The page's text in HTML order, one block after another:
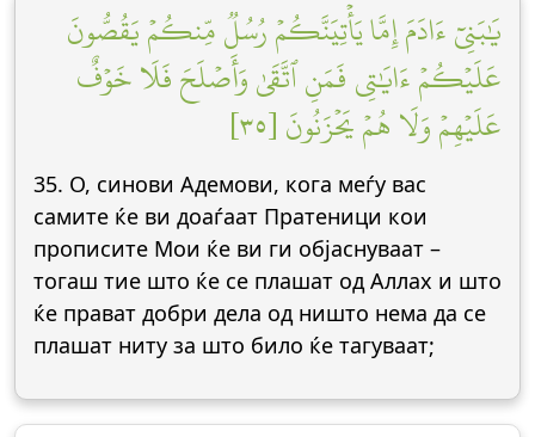
يَٰبَنِيٓ ءَادَمَ إِمَّا يَأۡتِيَنَّكُمۡ رُسُلٞ مِّنكُمۡ يَقُصُّونَ
عَلَيۡكُمۡ ءَايَٰتِي فَمَنِ ٱتَّقَىٰ وَأَصۡلَحَ فَلَا خَوۡفٌ
عَلَيۡهِمۡ وَلَا هُمۡ يَحۡزَنُونَ [٣٥]
35. О, синови Адемови, кога меѓу вас
самите ќе ви доаѓаат Пратеници кои
прописите Мои ќе ви ги објаснуваат –
тогаш тие што ќе се плашат од Аллах и што
ќе прават добри дела од ништо нема да се
плашат ниту за што било ќе тагуваат;